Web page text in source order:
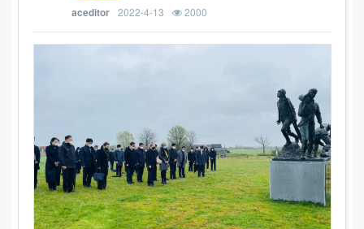
aceditor 2022-4-13 2000